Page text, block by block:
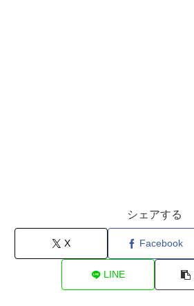
シェアする
X Facebook
LINE